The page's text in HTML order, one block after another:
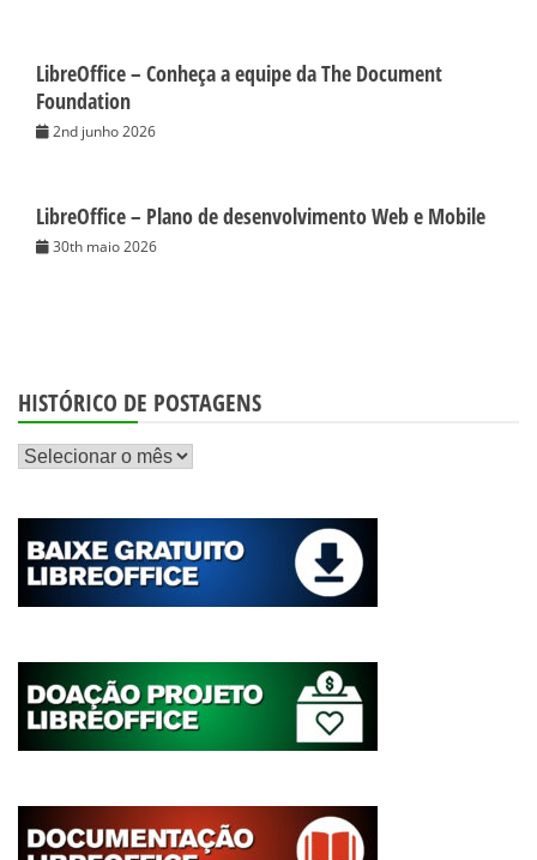
LibreOffice – Conheça a equipe da The Document
Foundation
2nd junho 2026
LibreOffice – Plano de desenvolvimento Web e Mobile
30th maio 2026
HISTÓRICO DE POSTAGENS
Histórico
postagens